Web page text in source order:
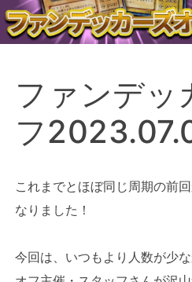
ファンデッ
フ
これまでとほぼ同じ周期の前
なりました！
今回は、いつもより人数が少